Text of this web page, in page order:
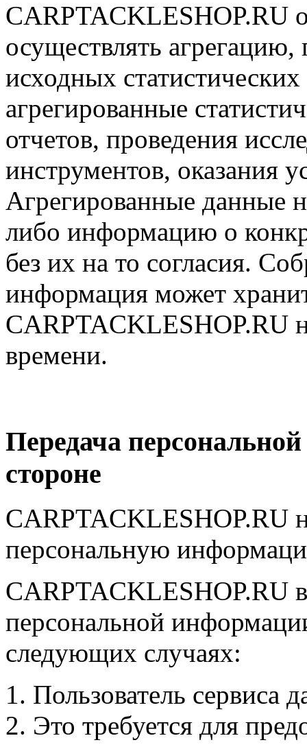
CARPTACKLESHOP.RU
осуществлять
исходных
агрегированные
отчетов, проведения
инструментов, оказания
Агрегированные данные
либо информацию о
без их на то согласия.
информация может
CARPTACKLESHOP.RU
времени.
Передача
стороне
CARPTACKLESHOP.RU
персональную
CARPTACKLESHOP.RU
персональной
следующих случаях:
Пользователь сервиса
Это требуется для